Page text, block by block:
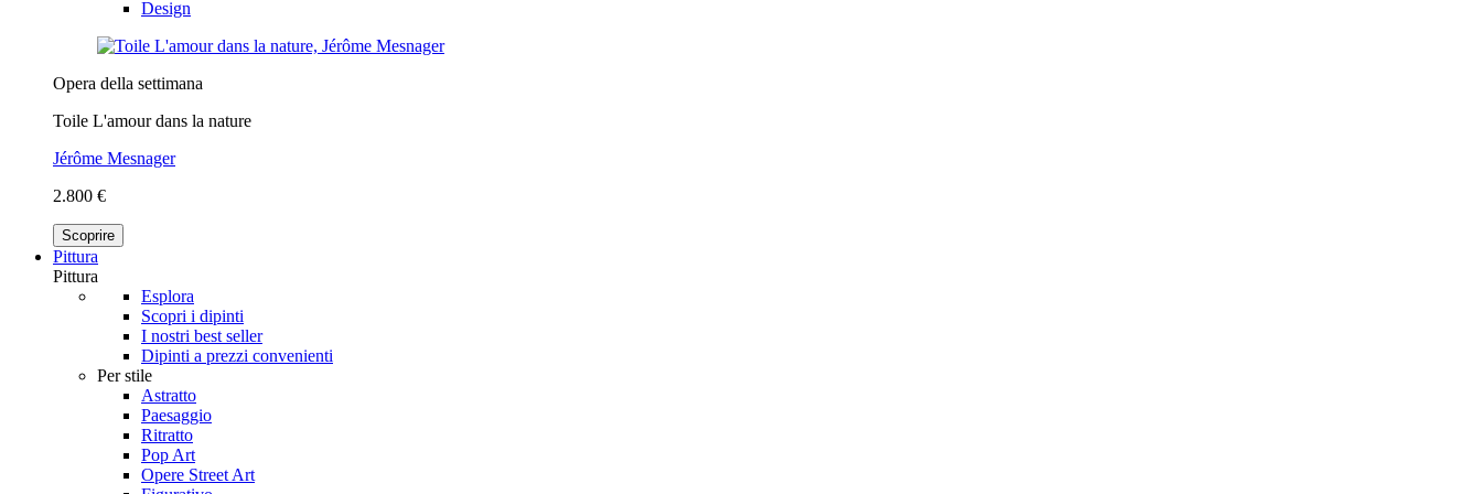
Design
Opera della settimana
Toile L'amour dans la nature
Jérôme Mesnager
2.800 €
Scoprire
Pittura
Pittura
Esplora
Scopri i dipinti
I nostri best seller
Dipinti a prezzi convenienti
Per stile
Astratto
Paesaggio
Ritratto
Pop Art
Opere Street Art